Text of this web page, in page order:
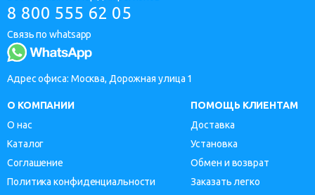
8 800 555 62 05
Связь по whatsapp
Адрес офиса: Москва, Дорожная улица 1
О КОМПАНИИ
О нас
Каталог
Соглашение
Политика конфиденциальности
ПОМОЩЬ КЛИЕНТАМ
Доставка
Установка
Обмен и возврат
Заказать легко